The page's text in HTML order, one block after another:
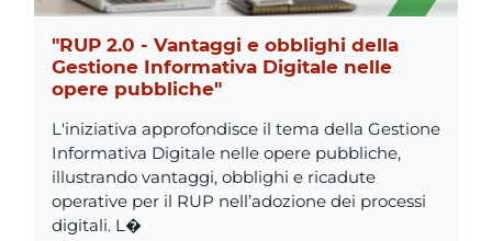
"RUP 2.0 - Vantaggi e obblighi della
Gestione Informativa Digitale nelle
opere pubbliche"
L'iniziativa approfondisce il tema della Gestione
Informativa Digitale nelle opere pubbliche,
illustrando vantaggi, obblighi e ricadute
operative per il RUP nell’adozione dei processi
digitali. L�